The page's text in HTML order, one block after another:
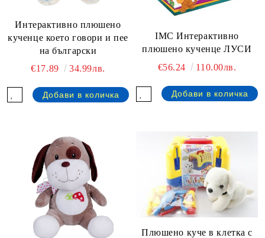
Интерактивно плюшено
кученце което говори и пее
на български
€17.89
34.99лв.
IMC Интерактивно
плюшено кученце ЛУСИ
€56.24
110.00лв.
Плюшено куче в клетка с